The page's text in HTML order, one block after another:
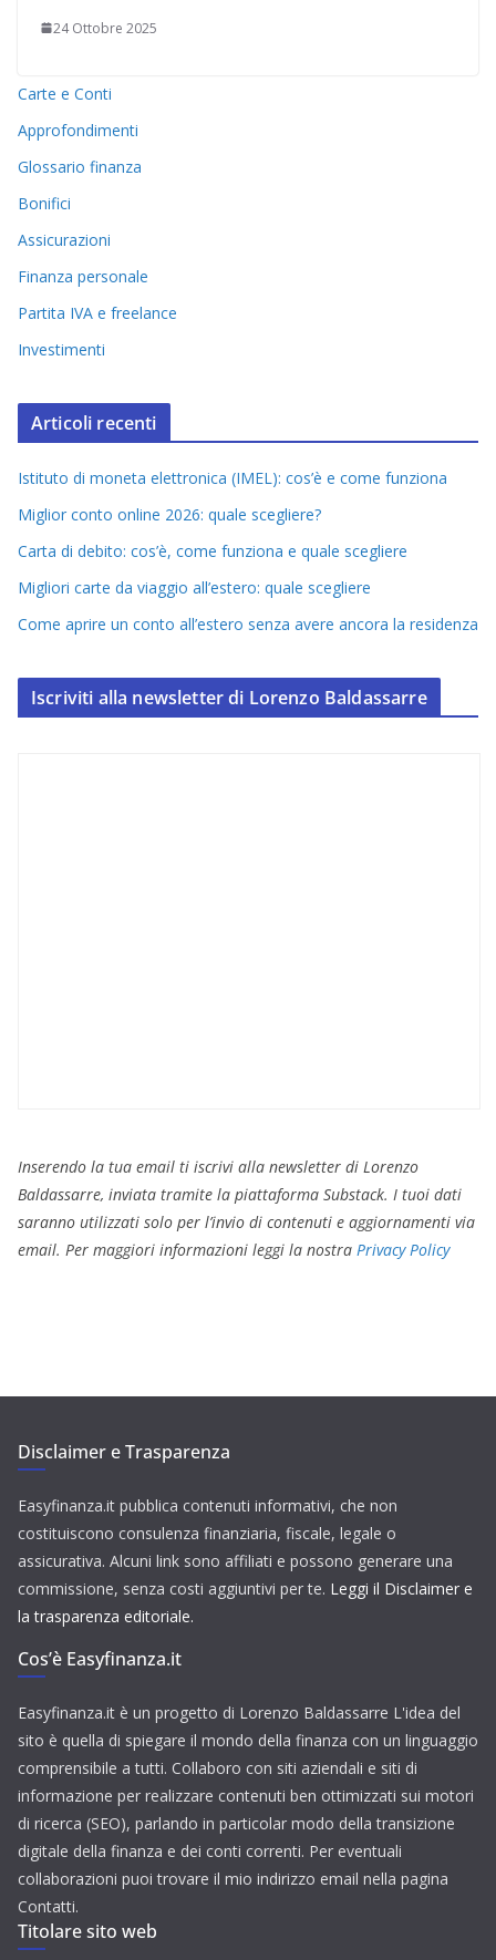
24 Ottobre 2025
Carte e Conti
Approfondimenti
Glossario finanza
Bonifici
Assicurazioni
Finanza personale
Partita IVA e freelance
Investimenti
Articoli recenti
Istituto di moneta elettronica (IMEL): cos’è e come funziona
Miglior conto online 2026: quale scegliere?
Carta di debito: cos’è, come funziona e quale scegliere
Migliori carte da viaggio all’estero: quale scegliere
Come aprire un conto all’estero senza avere ancora la residenza
Iscriviti alla newsletter di Lorenzo Baldassarre
Inserendo la tua email ti iscrivi alla newsletter di Lorenzo
Baldassarre, inviata tramite la piattaforma Substack. I tuoi dati
saranno utilizzati solo per l’invio di contenuti e aggiornamenti via
email. Per maggiori informazioni leggi la nostra Privacy Policy
Disclaimer e Trasparenza
Easyfinanza.it pubblica contenuti informativi, che non
costituiscono consulenza finanziaria, fiscale, legale o
assicurativa. Alcuni link sono affiliati e possono generare una
commissione, senza costi aggiuntivi per te. Leggi il Disclaimer e
la trasparenza editoriale.
Cos’è Easyfinanza.it
Easyfinanza.it è un progetto di Lorenzo Baldassarre L'idea del
sito è quella di spiegare il mondo della finanza con un linguaggio
comprensibile a tutti. Collaboro con siti aziendali e siti di
informazione per realizzare contenuti ben ottimizzati sui motori
di ricerca (SEO), parlando in particolar modo della transizione
digitale della finanza e dei conti correnti. Per eventuali
collaborazioni puoi trovare il mio indirizzo email nella pagina
Contatti.
Titolare sito web